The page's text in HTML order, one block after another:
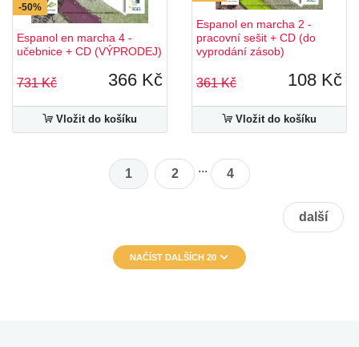
-50%
Espanol en marcha 4 -
učebnice + CD (VÝPRODEJ)
731 Kč 366 Kč
Vložit do košíku
Espanol en marcha 2 -
pracovní sešit + CD (do
vyprodání zásob)
361 Kč 108 Kč
Vložit do košíku
1 2 ... 4
další
NAČÍST DALŠÍCH 20